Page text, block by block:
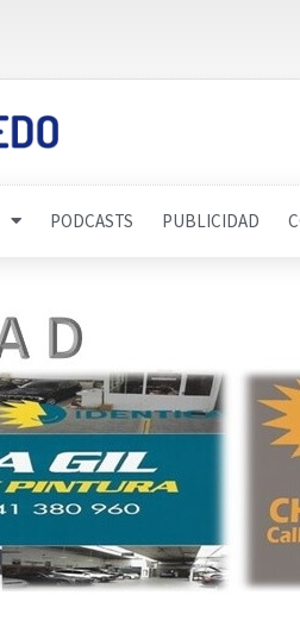
PODCASTS PUBLICIDAD